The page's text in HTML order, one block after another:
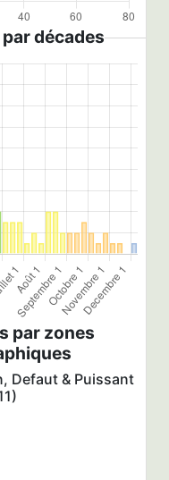
décades
par zones
Defaut & Puissant